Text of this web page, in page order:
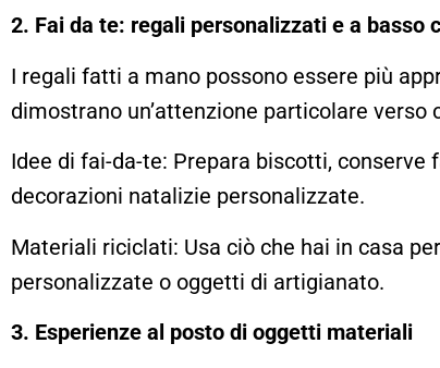
2. Fai da te: regali personalizzati e a basso
I regali fatti a mano possono essere più
dimostrano un’attenzione particolare verso
Idee di fai-da-te: Prepara biscotti,
decorazioni natalizie personalizzate.
Materiali riciclati: Usa ciò che hai in casa
personalizzate o oggetti di artigianato.
3. Esperienze al posto di oggetti materiali